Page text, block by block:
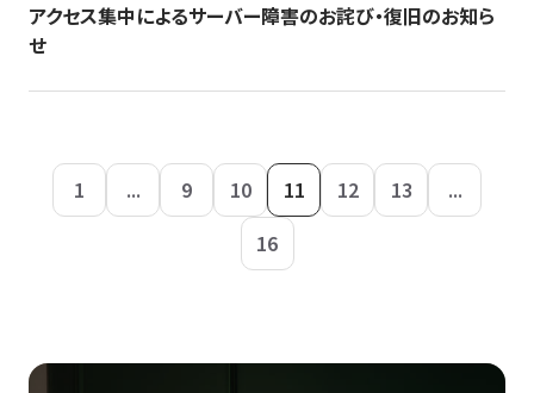
アクセス集中によるサーバー障害のお詫び・復旧のお知ら
せ
1 ... 9 10 11 12 13
...
16